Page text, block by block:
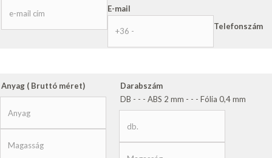
E-mail
Telefonszám
Anyag ( Bruttó méret)
Darabszám
DB - - - ABS 2 mm - - - Fólia 0,4 mm